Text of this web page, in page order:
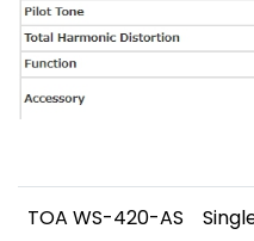
TOA WS-420-AS